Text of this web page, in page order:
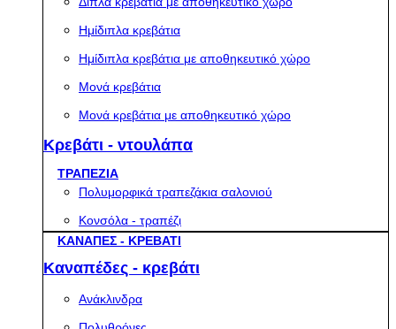
Ημίδιπλα κρεβάτια
Ημίδιπλα κρεβάτια με αποθηκευτικό χώρο
Μονά κρεβάτια
Μονά κρεβάτια με αποθηκευτικό χώρο
Κρεβάτι - ντουλάπα
ΤΡΑΠΕΖΙΑ
Πολυμορφικά τραπεζάκια σαλονιού
Κονσόλα - τραπέζι
ΚΑΝΑΠΕΣ - ΚΡΕΒΑΤΙ
Καναπέδες - κρεβάτι
Ανάκλινδρα